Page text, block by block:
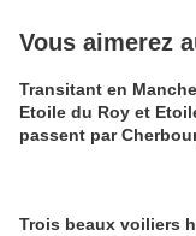
Vous aimerez
Transitant en
Etoile du Roy et
passent par
Trois beaux voiliers